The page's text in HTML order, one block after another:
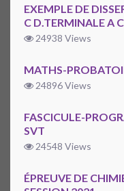
EXEMPLE DE
C D.TERMINALE A
24938 Views
MATHS-
24896 Views
FASCICULE-
SVT
24548 Views
ÉPREUVE DE